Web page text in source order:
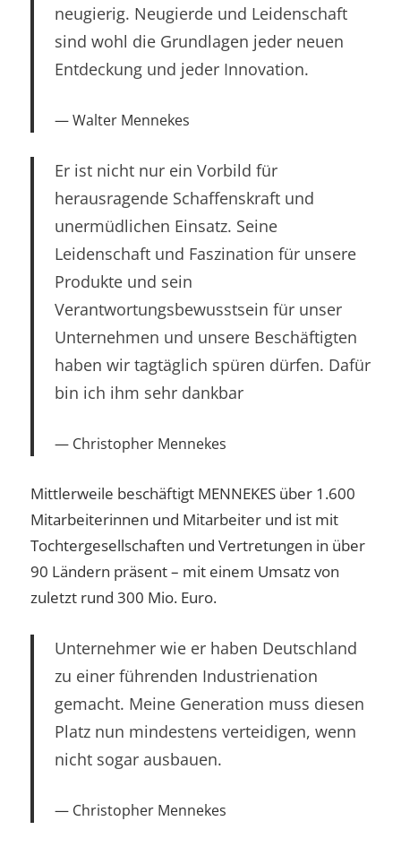
neugierig. Neugierde und Leidenschaft
sind wohl die Grundlagen jeder neuen
Entdeckung und jeder Innovation.
Walter Mennekes
Er ist nicht nur ein Vorbild für
herausragende Schaffenskraft und
unermüdlichen Einsatz. Seine
Leidenschaft und Faszination für unsere
Produkte und sein
Verantwortungsbewusstsein für unser
Unternehmen und unsere Beschäftigten
haben wir tagtäglich spüren dürfen. Dafür
bin ich ihm sehr dankbar
Christopher Mennekes
Mittlerweile beschäftigt MENNEKES über 1.600
Mitarbeiterinnen und Mitarbeiter und ist mit
Tochtergesellschaften und Vertretungen in über
90 Ländern präsent – mit einem Umsatz von
zuletzt rund 300 Mio. Euro.
Unternehmer wie er haben Deutschland
zu einer führenden Industrienation
gemacht. Meine Generation muss diesen
Platz nun mindestens verteidigen, wenn
nicht sogar ausbauen.
Christopher Mennekes